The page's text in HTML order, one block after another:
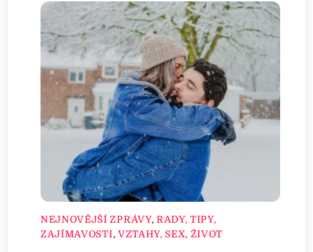
NEJNOVĚJŠÍ ZPRÁVY, RADY, TIPY,
ZAJÍMAVOSTI, VZTAHY, SEX, ŽIVOT